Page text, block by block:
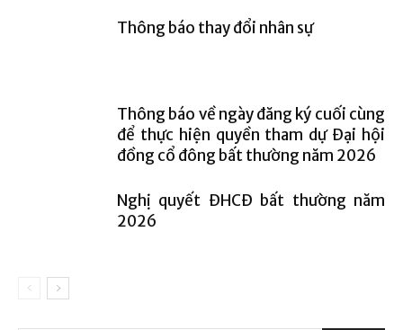
Thông báo thay đổi nhân sự
Thông báo về ngày đăng ký cuối cùng
để thực hiện quyền tham dự Đại hội
đồng cổ đông bất thường năm 2026
Nghị quyết ĐHCĐ bất thường năm
2026